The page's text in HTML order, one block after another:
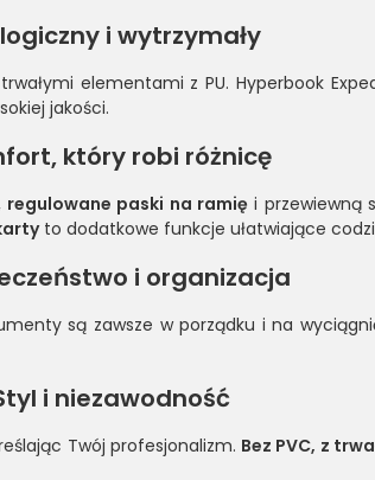
i wytrzymały
elementami z PU. Hyperbook
jakości.
który robi różnicę
regulowane paski na ramię i przewiewną
to dodatkowe funkcje ułatwiające
i organizacja
są zawsze w porządku i na
i niezawodność
Twój profesjonalizm. Bez PVC, z